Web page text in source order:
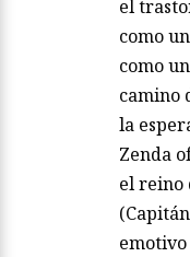
el
como
como
camino
la
Zenda
el reino